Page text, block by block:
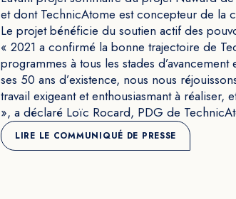
et dont TechnicAtome est concepteur de la
Le projet bénéficie du soutien actif des
« 2021 a confirmé la bonne trajectoire de
programmes à tous les stades
ses 50 ans d’existence, nous nous
travail exigeant et enthousiasmant à
», a déclaré Loïc Rocard, PDG de
LIRE LE COMMUNIQUÉ DE PRESSE